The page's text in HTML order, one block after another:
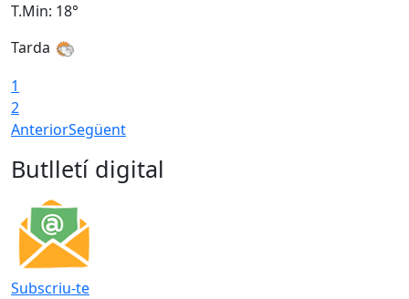
T.Min: 18°
Tarda
1
2
AnteriorSegüent
Butlletí digital
Subscriu-te